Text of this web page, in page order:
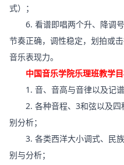
式）；
6. 看谱即唱两个升、降调号
节奏正确，调性稳定，划拍或
音乐表现力。
中国音乐学院乐理班教学目
1. 音、音高与音律以及记谱
2. 各种音程、3和弦以及四
别分析；
3. 各类西洋大小调式、民族
别与分析；